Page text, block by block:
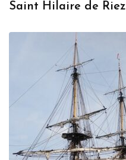
Saint Hilaire de Riez